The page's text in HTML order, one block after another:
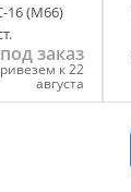
16 (M66)
13 Фт
под заказ
к 22
августа